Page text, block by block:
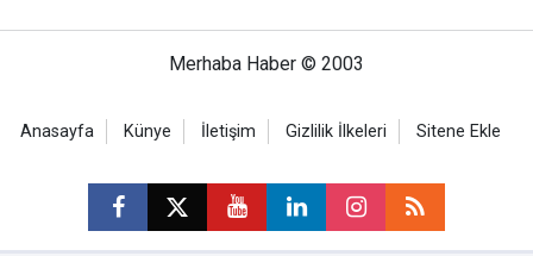
Merhaba Haber © 2003
Anasayfa Künye İletişim Gizlilik İlkeleri Sitene Ekle